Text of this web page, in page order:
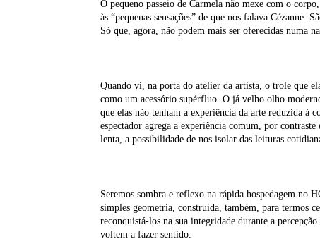
O pequeno passeio de Carmela não mexe com o
às “pequenas sensações” de que nos falava Cézanne.
Só que, agora, não podem mais ser oferecidas numa
Quando vi, na porta do atelier da artista, o trole que
como um acessório supérfluo. O já velho olho
que elas não tenham a experiência da arte reduzida à
espectador agrega a experiência comum, por
lenta, a possibilidade de nos isolar das leituras
Seremos sombra e reflexo na rápida hospedagem
simples geometria, construída, também, para termos
reconquistá-los na sua integridade durante a
voltem a fazer sentido.